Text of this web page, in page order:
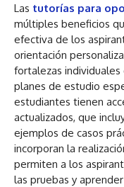
Las tutorías para
múltiples beneficios
efectiva de los
orientación
fortalezas
planes de estudio
estudiantes tienen
actualizados, que
ejemplos de casos
incorporan la
permiten a los
las pruebas y